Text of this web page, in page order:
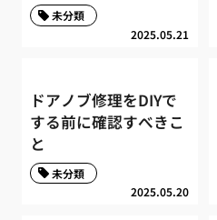
2025.05.21
未分類
ドアノブ修理をDIYで
する前に確認すべきこ
と
2025.05.20
未分類